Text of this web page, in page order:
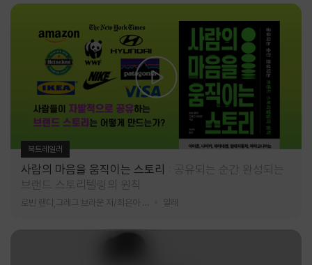
북트레일러
사람의 마음을 움직이는 스토리
공유되는 순간 완성되는
브랜드 스토리텔링의 원칙
알레